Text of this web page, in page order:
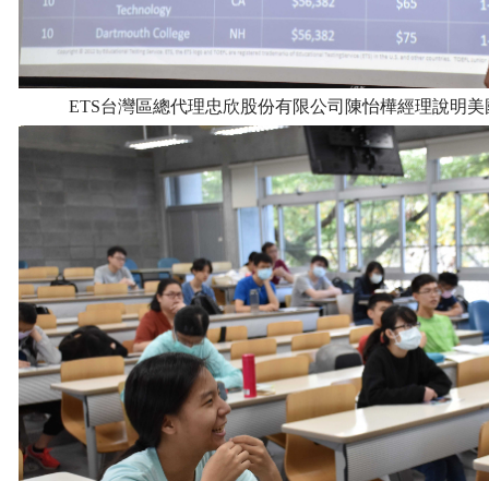
ETS台灣區總代理忠欣股份有限公司陳怡樺經理說明